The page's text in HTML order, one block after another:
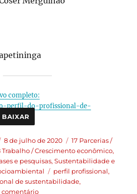
completo:
perfil-do-profissional-de-
BAIXAR
8 de julho de 2020
17 Parcerias /
Trabalho / Crescimento econômico,
e pesquisas,Sustentabilidade e
perfil profissional,
de sustentabilidade,
comentário